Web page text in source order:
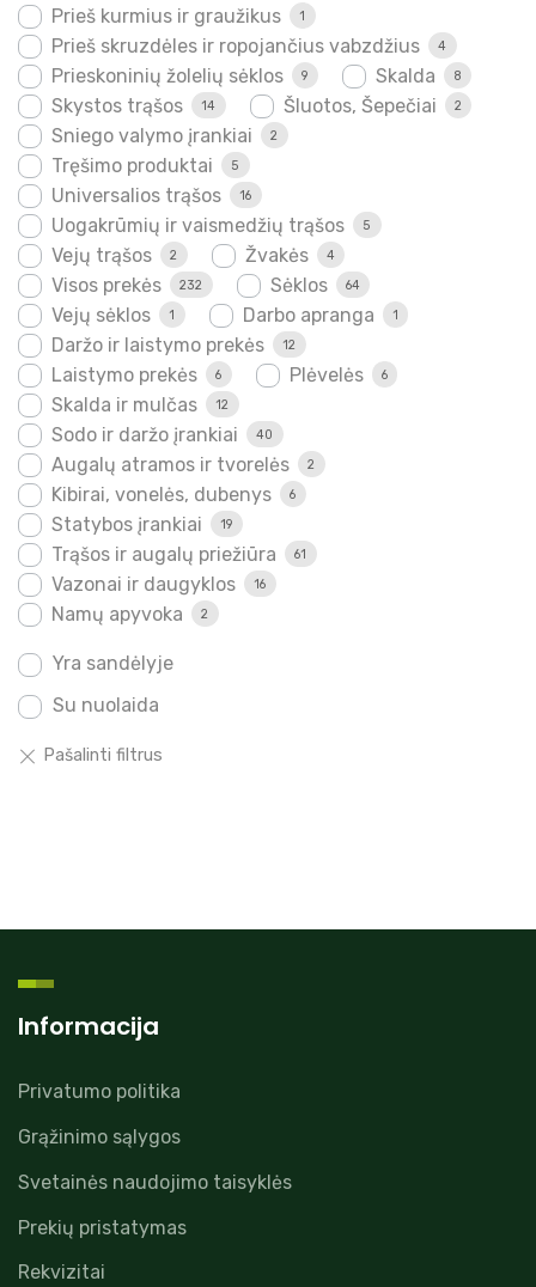
Prieš kurmius ir graužikus 1
Prieš skruzdėles ir ropojančius vabzdžius 4
Prieskoninių žolelių sėklos 9 Skalda 8
Skystos trąšos 14 Šluotos, Šepečiai 2
Sniego valymo įrankiai 2
Tręšimo produktai 5
Universalios trąšos 16
Uogakrūmių ir vaismedžių trąšos 5
Vejų trąšos 2 Žvakės 4
Visos prekės 232 Sėklos 64
Vejų sėklos 1 Darbo apranga 1
Daržo ir laistymo prekės 12
Laistymo prekės 6 Plėvelės 6
Skalda ir mulčas 12
Sodo ir daržo įrankiai 40
Augalų atramos ir tvorelės 2
Kibirai, vonelės, dubenys 6
Statybos įrankiai 19
Trąšos ir augalų priežiūra 61
Vazonai ir daugyklos 16
Namų apyvoka 2
Yra sandėlyje
Su nuolaida
Informacija
Privatumo politika
Grąžinimo sąlygos
Svetainės naudojimo taisyklės
Prekių pristatymas
Rekvizitai